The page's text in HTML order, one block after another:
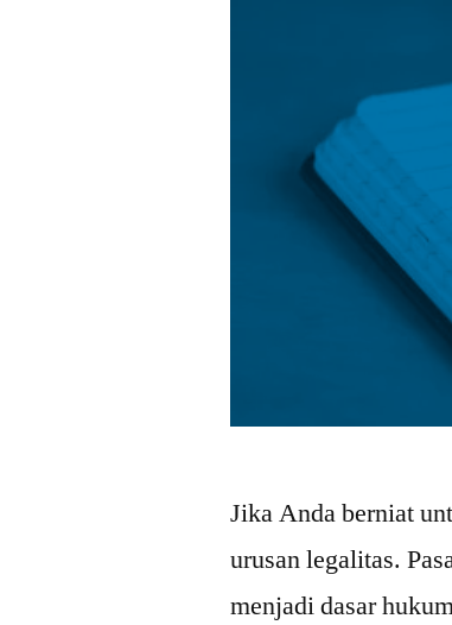
Jika Anda berniat
urusan legalitas.
menjadi dasar